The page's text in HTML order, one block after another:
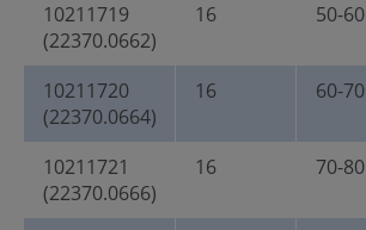
10211719
(22370.0662)
16 50-60
10211720
(22370.0664)
16 60-70
10211721
(22370.0666)
16 70-80